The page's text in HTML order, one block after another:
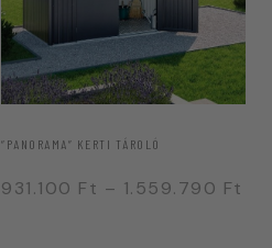
“PANORAMA” KERTI TÁROLÓ
931.100 Ft – 1.559.790 Ft